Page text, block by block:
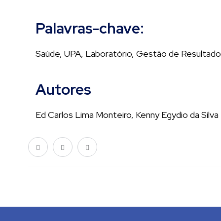
Palavras-chave:
Saúde, UPA, Laboratório, Gestão de
Autores
Ed Carlos Lima Monteiro, Kenny Egydio da Silva